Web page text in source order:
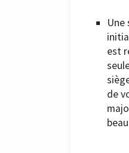
Une
est
de